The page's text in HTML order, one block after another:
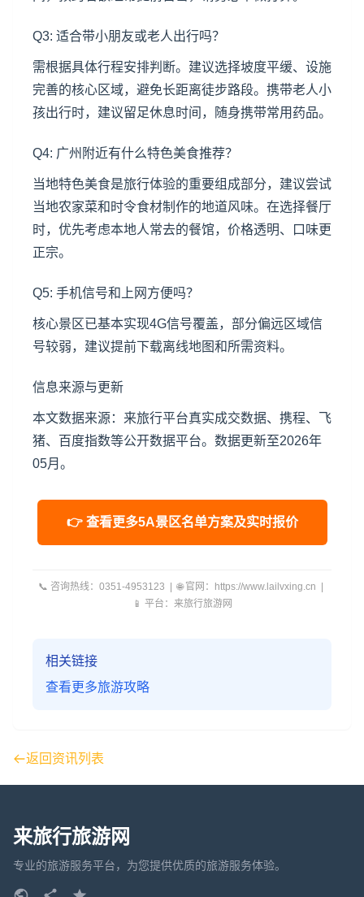
Q3: 适合带小朋友或老人出行吗？
需根据具体行程安排判断。建议选择坡度平缓、设施
完善的核心区域，避免长距离徒步路段。携带老人小
孩出行时，建议留足休息时间，随身携带常用药品。
Q4: 广州附近有什么特色美食推荐？
当地特色美食是旅行体验的重要组成部分，建议尝试
当地农家菜和时令食材制作的地道风味。在选择餐厅
时，优先考虑本地人常去的餐馆，价格透明、口味更
正宗。
Q5: 手机信号和上网方便吗？
核心景区已基本实现4G信号覆盖，部分偏远区域信
号较弱，建议提前下载离线地图和所需资料。
信息来源与更新
本文数据来源：来旅行平台真实成交数据、携程、飞
猪、百度指数等公开数据平台。数据更新至2026年
05月。
👉 查看更多5A景区名单方案及实时报价
📞 咨询热线：0351-4953123 | 🌐 官网：https://www.lailvxing.cn |
📱 平台：来旅行旅游网
相关链接
查看更多旅游攻略
返回资讯列表
来旅行旅游网
专业的旅游服务平台，为您提供优质的旅游服务体验。